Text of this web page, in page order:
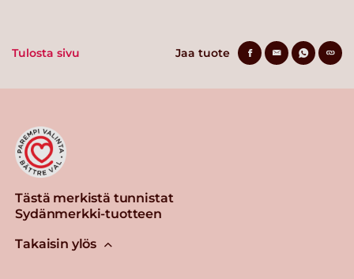
Tulosta sivu Jaa tuote
Tästä merkistä tunnistat
Sydänmerkki-tuotteen
Takaisin ylös